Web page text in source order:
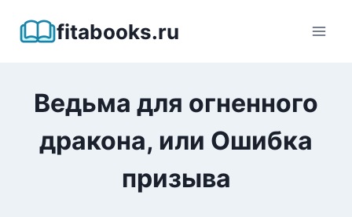
fitabooks.ru
Ведьма для огненного
дракона, или Ошибка
призыва